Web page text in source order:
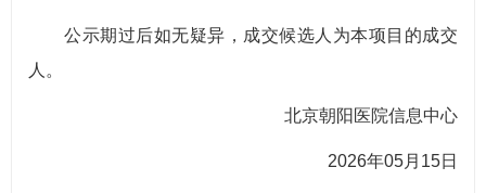
公示期过后如无疑异，成交候选人为本项目的成交
人。
北京朝阳医院信息中心
2026年05月15日